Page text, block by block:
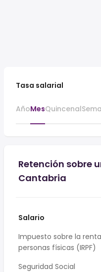
Tasa salarial
AñoMesQuincenal
Retención sobre
Cantabria
Salario
Impuesto sobre la
personas físicas (IRPF)
Seguridad Social